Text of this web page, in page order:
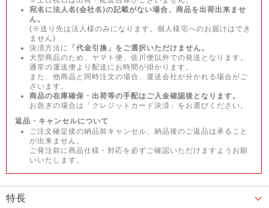
宛名に法人名(会社名)の記載がない場合、商品を出荷出来ませ
ん。
(※送り先は法人様のみになります。個人様宅へのお届けはでき
ません)
決済方法に
「代金引換」をご選択いただけません。
大型商品のため、ヤマト便、佐川便以外での発送となります。
通常の運送便より配送にお時間が掛かります。
また、他商品と同時注文の場合、運送会社が分かれる場合がご
ざいます。
商品の在庫確保・出荷等の手配はご入金確認後となります。
お急ぎの場合は「クレジットカード決済」をお選びください。
返品・キャンセルについて
ご注文確定後の納品前キャンセル、納品後のご返品は承ること
が出来ません。
ご発注前に商品仕様・対応を必ずご確認いただけますようお願
いいたします。
特長